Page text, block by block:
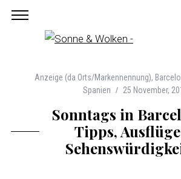
Anzeige (da Orts/Markennennung),
Spanien
25 November,
Sonntags in
Tipps,